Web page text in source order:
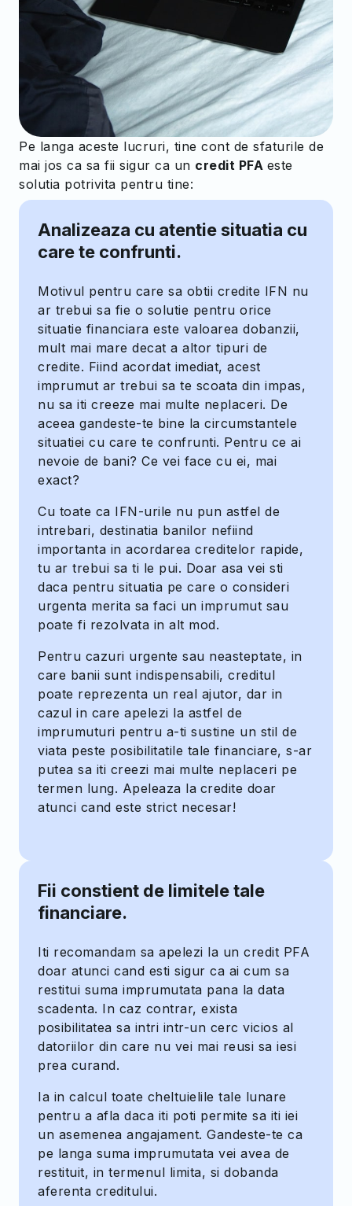
Pe langa aceste lucruri, tine cont de sfaturile de
mai jos ca sa fii sigur ca un credit PFA este
solutia potrivita pentru tine:
Analizeaza cu atentie situatia cu
care te confrunti.
Motivul pentru care sa obtii credite IFN nu
ar trebui sa fie o solutie pentru orice
situatie financiara este valoarea dobanzii,
mult mai mare decat a altor tipuri de
credite. Fiind acordat imediat, acest
imprumut ar trebui sa te scoata din impas,
nu sa iti creeze mai multe neplaceri. De
aceea gandeste-te bine la circumstantele
situatiei cu care te confrunti. Pentru ce ai
nevoie de bani? Ce vei face cu ei, mai
exact?
Cu toate ca IFN-urile nu pun astfel de
intrebari, destinatia banilor nefiind
importanta in acordarea creditelor rapide,
tu ar trebui sa ti le pui. Doar asa vei sti
daca pentru situatia pe care o consideri
urgenta merita sa faci un imprumut sau
poate fi rezolvata in alt mod.
Pentru cazuri urgente sau neasteptate, in
care banii sunt indispensabili, creditul
poate reprezenta un real ajutor, dar in
cazul in care apelezi la astfel de
imprumuturi pentru a-ti sustine un stil de
viata peste posibilitatile tale financiare, s-ar
putea sa iti creezi mai multe neplaceri pe
termen lung. Apeleaza la credite doar
atunci cand este strict necesar!
Fii constient de limitele tale
financiare.
Iti recomandam sa apelezi la un credit PFA
doar atunci cand esti sigur ca ai cum sa
restitui suma imprumutata pana la data
scadenta. In caz contrar, exista
posibilitatea sa intri intr-un cerc vicios al
datoriilor din care nu vei mai reusi sa iesi
prea curand.
Ia in calcul toate cheltuielile tale lunare
pentru a afla daca iti poti permite sa iti iei
un asemenea angajament. Gandeste-te ca
pe langa suma imprumutata vei avea de
restituit, in termenul limita, si dobanda
aferenta creditului.